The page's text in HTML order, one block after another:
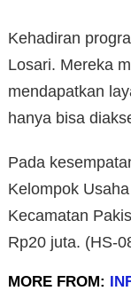
Kehadiran
Losari. Mereka
mendapatkan
hanya bisa
Pada
Kelompok
Kecamatan
Rp20 juta. (HS-
MORE FROM: